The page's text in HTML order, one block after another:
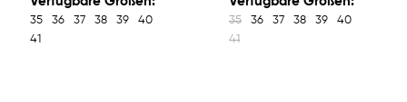
35 36 37 38 39
40
41
35 36 37 38 39
40
41